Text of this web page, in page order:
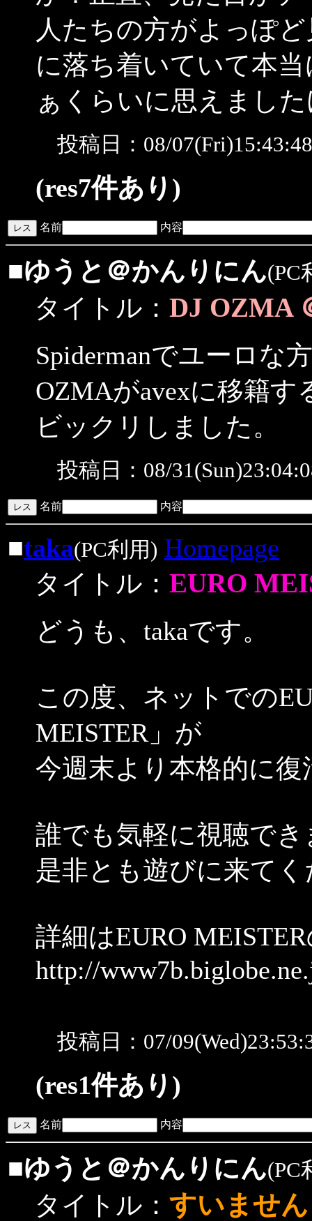
人たちの方がよっぽ
に落ち着いていて本
ぁくらいに思えまし
投稿日：08/
(res7件あり)
名前 内容
■ゆうと＠かんりにん(PC
タイトル： DJ OZMA
Spidermanでユーロな
OZMAがavexに移籍す
ビックリしました。
投稿日：08/
名前 内容
■taka(PC利用) Homepage
タイトル： EURO
どうも、takaです。
この度、ネットでの
MEISTER」が
今週末より本格的に復
誰でも気軽に視聴で
是非とも遊びに来て
詳細はEURO
http://
投稿日：07/
(res1件あり)
名前 内容
■ゆうと＠かんりにん(PC
タイトル： すいません